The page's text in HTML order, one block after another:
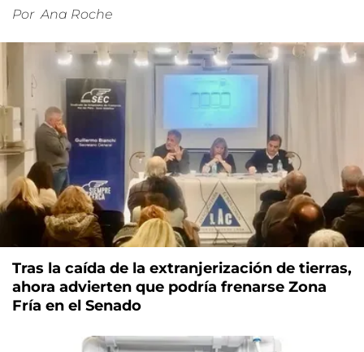
Por Ana Roche
Tras la caída de la extranjerización de tierras,
ahora advierten que podría frenarse Zona
Fría en el Senado